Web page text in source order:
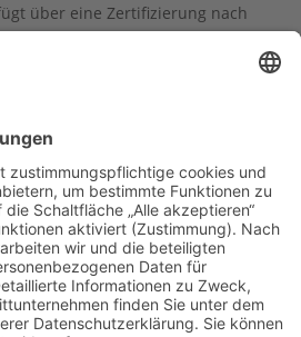
über eine Zertifizierung nach
der Europäischen Union und
europäischer
nach dem DPF zertifizierte
sich, diese
Weitere Informationen
Anbieter unter folgendem Link:
participant/5780
Anonymisierung ist aktiviert.